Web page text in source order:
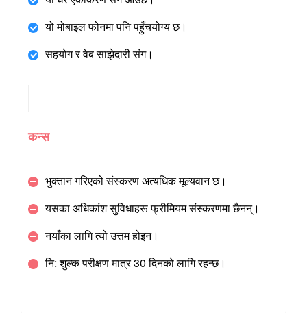
यो मोबाइल फोनमा पनि पहुँचयोग्य छ।
सहयोग र वेब साझेदारी संग।
कन्स
भुक्तान गरिएको संस्करण अत्यधिक मूल्यवान छ।
यसका अधिकांश सुविधाहरू फ्रीमियम संस्करणमा छैनन्।
नयाँका लागि त्यो उत्तम होइन।
नि: शुल्क परीक्षण मात्र 30 दिनको लागि रहन्छ।